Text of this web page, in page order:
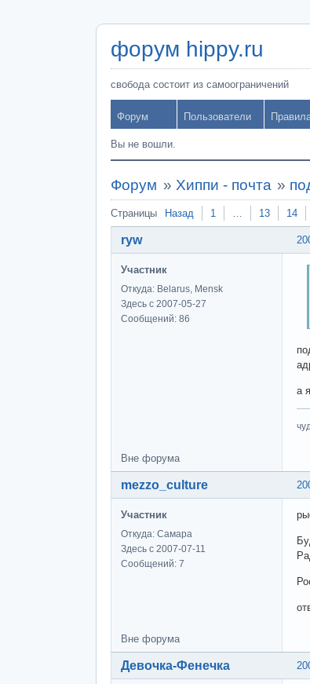
форум hippy.ru
свобода состоит из самоограничений
Форум Пользователи
Вы не вошли.
Форум » Хиппи - почта »
Страницы Назад 1 … 13 14
ryw
Участник
Откуда: Belarus, Mensk
Здесь с 2007-05-27
Сообщений: 86
а
Вне форума
mezzo_culture
Участник
Откуда: Самара
Здесь с 2007-07-11
Сообщений: 7
Вне форума
Девочка-Фенечка